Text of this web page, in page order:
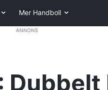
Mer Handboll
ANNONS